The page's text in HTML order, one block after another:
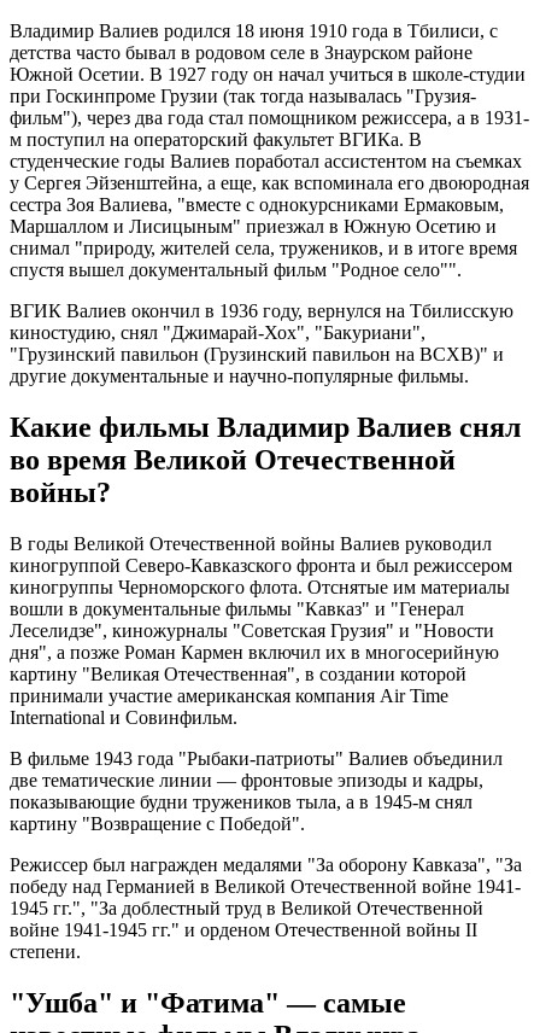
Владимир Валиев родился 18 июня 1910 года в Тбилиси, с
детства часто бывал в родовом селе в Знаурском районе
Южной Осетии. В 1927 году он начал учиться в школе-студии
при Госкинпроме Грузии (так тогда называлась "Грузия-
фильм"), через два года стал помощником режиссера, а в 1931-
м поступил на операторский факультет ВГИКа. В
студенческие годы Валиев поработал ассистентом на съемках
у Сергея Эйзенштейна, а еще, как вспоминала его двоюродная
сестра Зоя Валиева, "вместе с однокурсниками Ермаковым,
Маршаллом и Лисицыным" приезжал в Южную Осетию и
снимал "природу, жителей села, тружеников, и в итоге время
спустя вышел документальный фильм "Родное село"".
ВГИК Валиев окончил в 1936 году, вернулся на Тбилисскую
киностудию, снял "Джимарай-Хох", "Бакуриани",
"Грузинский павильон (Грузинский павильон на ВСХВ)" и
другие документальные и научно-популярные фильмы.
Какие фильмы Владимир Валиев снял
во время Великой Отечественной
войны?
В годы Великой Отечественной войны Валиев руководил
киногруппой Северо-Кавказского фронта и был режиссером
киногруппы Черноморского флота. Отснятые им материалы
вошли в документальные фильмы "Кавказ" и "Генерал
Леселидзе", киножурналы "Советская Грузия" и "Новости
дня", а позже Роман Кармен включил их в многосерийную
картину "Великая Отечественная", в создании которой
принимали участие американская компания Air Time
International и Совинфильм.
В фильме 1943 года "Рыбаки-патриоты" Валиев объединил
две тематические линии — фронтовые эпизоды и кадры,
показывающие будни тружеников тыла, а в 1945-м снял
картину "Возвращение с Победой".
Режиссер был награжден медалями "За оборону Кавказа", "За
победу над Германией в Великой Отечественной войне 1941-
1945 гг.", "За доблестный труд в Великой Отечественной
войне 1941-1945 гг." и орденом Отечественной войны II
степени.
"Ушба" и "Фатима" — самые